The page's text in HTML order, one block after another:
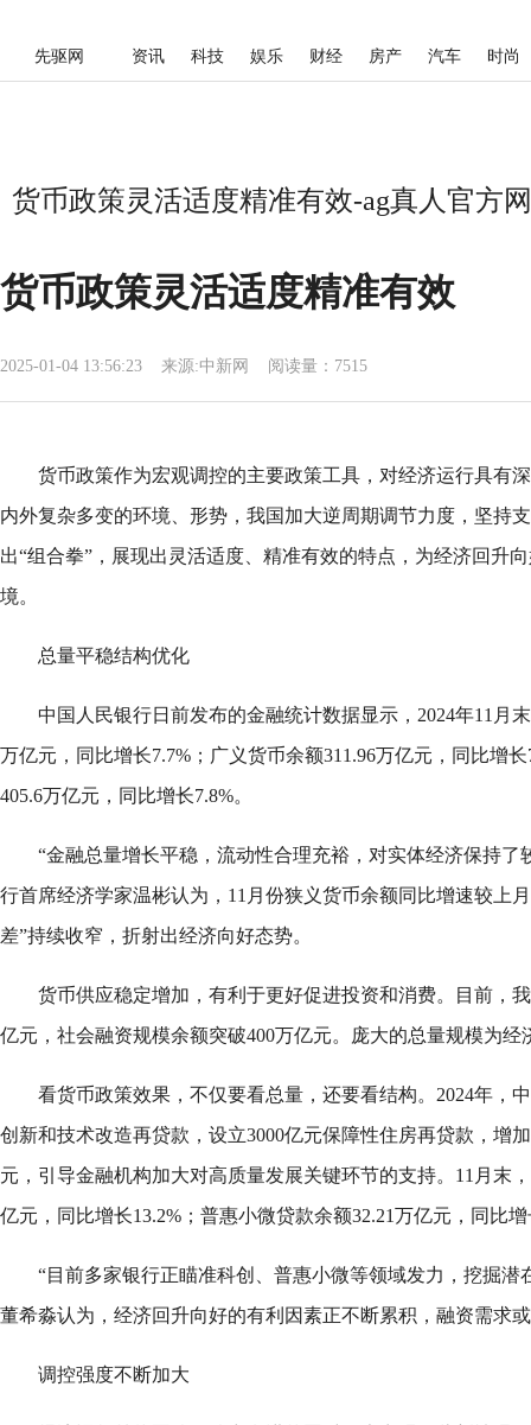
先驱网 资讯 科技 娱乐 财经 房产 汽车 时尚
货币政策灵活适度精准有效-ag真人官方网
货币政策灵活适度精准有效
2025-01-04 13:56:23 来源:中新网 阅读量：7515
货币政策作为宏观调控的主要政策工具，对经济运行具有
内外复杂多变的环境、形势，我国加大逆周期调节力度，坚持
出“组合拳”，展现出灵活适度、精准有效的特点，为经济回升
境。
总量平稳结构优化
中国人民银行日前发布的金融统计数据显示，2024年11月
万亿元，同比增长7.7%；广义货币余额311.96万亿元，同比增
405.6万亿元，同比增长7.8%。
“金融总量增长平稳，流动性合理充裕，对实体经济保持了
行首席经济学家温彬认为，11月份狭义货币余额同比增速较上
差”持续收窄，折射出经济向好态势。
货币供应稳定增加，有利于更好促进投资和消费。目前，
亿元，社会融资规模余额突破400万亿元。庞大的总量规模为
看货币政策效果，不仅要看总量，还要看结构。2024年，
创新和技术改造再贷款，设立3000亿元保障性住房再贷款，增
元，引导金融机构加大对高质量发展关键环节的支持。11月末
亿元，同比增长13.2%；普惠小微贷款余额32.21万亿元，同比增
“目前多家银行正瞄准科创、普惠小微等领域发力，挖掘潜
董希淼认为，经济回升向好的有利因素正不断累积，融资需求
调控强度不断加大